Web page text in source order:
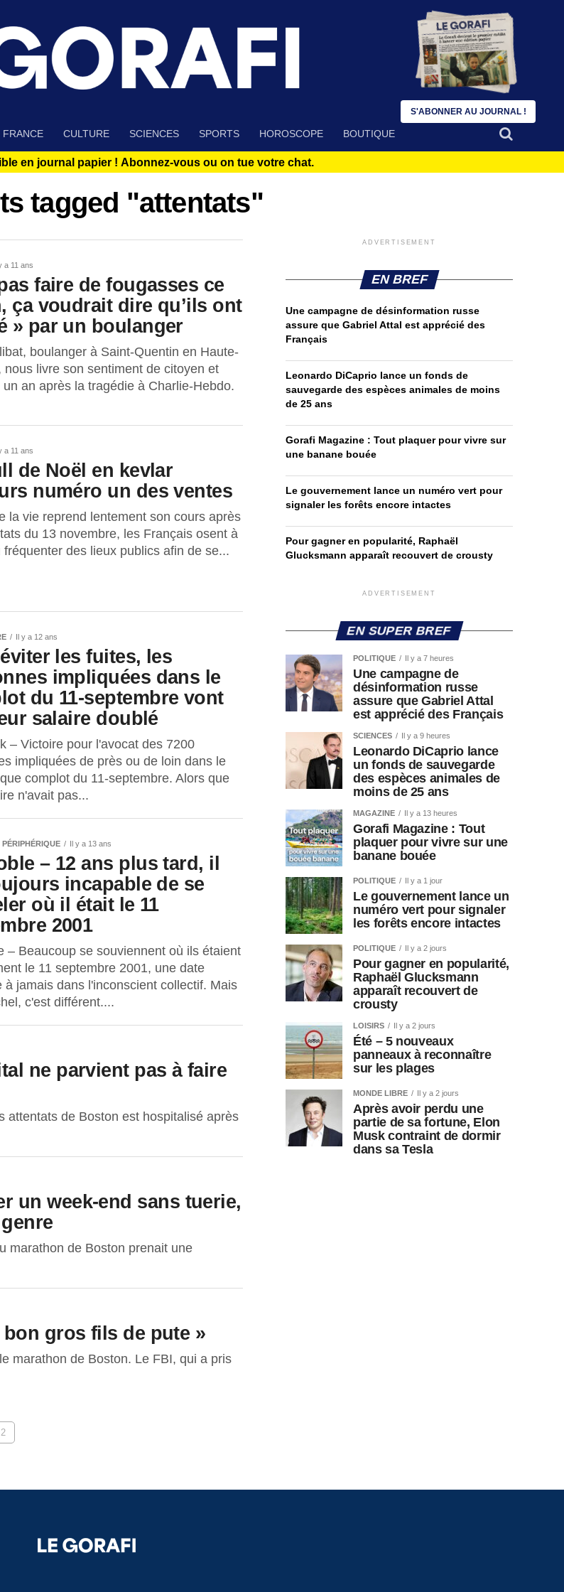
FRANCE CULTURE SCIENCES SPORTS HOROSCOPE BOUTIQUE
en journal papier ! Abonnez-vous ou on tue votre chat.
tagged "attentats"
y a 11 ans
faire de fougasses ce
ça voudrait dire qu’ils ont
» par un boulanger
boulanger à Saint-Quentin en Haute-
nous livre son sentiment de citoyen et
un an après la tragédie à Charlie-Hebdo.
y a 11 ans
de Noël en kevlar
numéro un des ventes
la vie reprend lentement son cours après
du 13 novembre, les Français osent à
fréquenter des lieux publics afin de se...
Il y a 12 ans
les fuites, les
impliquées dans le
du 11-septembre vont
salaire doublé
– Victoire pour l'avocat des 7200
impliquées de près ou de loin dans le
complot du 11-septembre. Alors que
n'avait pas...
Il y a 13 ans
– 12 ans plus tard, il
incapable de se
où il était le 11
2001
– Beaucoup se souviennent où ils étaient
le 11 septembre 2001, une date
à jamais dans l'inconscient collectif. Mais
c'est différent....
ne parvient pas à faire
attentats de Boston est hospitalisé après
un week-end sans tuerie,
marathon de Boston prenait une
gros fils de pute »
marathon de Boston. Le FBI, qui a pris
2
ADVERTISEMENT
EN BREF
Une campagne de désinformation russe
assure que Gabriel Attal est apprécié des
Français
Leonardo DiCaprio lance un fonds de
sauvegarde des espèces animales de moins
de 25 ans
Gorafi Magazine : Tout plaquer pour vivre sur
une banane bouée
Le gouvernement lance un numéro vert pour
signaler les forêts encore intactes
Pour gagner en popularité, Raphaël
Glucksmann apparaît recouvert de crousty
ADVERTISEMENT
EN SUPER BREF
POLITIQUE Il y a 7 heures
Une campagne de
désinformation russe
assure que Gabriel Attal
est apprécié des Français
SCIENCES Il y a 9 heures
Leonardo DiCaprio lance
un fonds de sauvegarde
des espèces animales de
moins de 25 ans
MAGAZINE Il y a 13 heures
Gorafi Magazine : Tout
plaquer pour vivre sur une
banane bouée
POLITIQUE Il y a 1 jour
Le gouvernement lance un
numéro vert pour signaler
les forêts encore intactes
POLITIQUE Il y a 2 jours
Pour gagner en popularité,
Raphaël Glucksmann
apparaît recouvert de
crousty
LOISIRS Il y a 2 jours
Été – 5 nouveaux
panneaux à reconnaître
sur les plages
MONDE LIBRE Il y a 2 jours
Après avoir perdu une
partie de sa fortune, Elon
Musk contraint de dormir
dans sa Tesla
S'ABONNER AU JOURNAL !